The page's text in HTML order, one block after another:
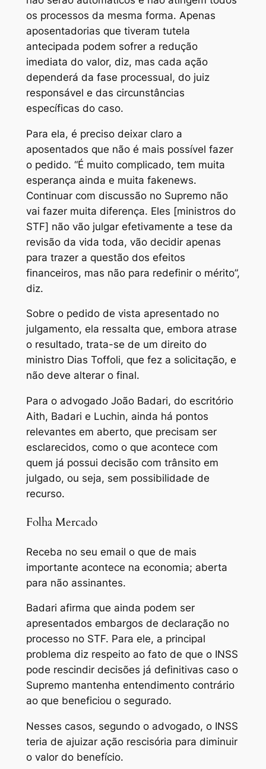
os processos da mesma forma. Apenas
aposentadorias que tiveram tutela
antecipada podem sofrer a redução
imediata do valor, diz, mas cada ação
dependerá da fase processual, do juiz
responsável e das circunstâncias
específicas do caso.
Para ela, é preciso deixar claro a
aposentados que não é mais possível fazer
o pedido. “É muito complicado, tem muita
esperança ainda e muita fakenews.
Continuar com discussão no Supremo não
vai fazer muita diferença. Eles [ministros do
STF] não vão julgar efetivamente a tese da
revisão da vida toda, vão decidir apenas
para trazer a questão dos efeitos
financeiros, mas não para redefinir o mérito”,
diz.
Sobre o pedido de vista apresentado no
julgamento, ela ressalta que, embora atrase
o resultado, trata-se de um direito do
ministro Dias Toffoli, que fez a solicitação, e
não deve alterar o final.
Para o advogado João Badari, do escritório
Aith, Badari e Luchin, ainda há pontos
relevantes em aberto, que precisam ser
esclarecidos, como o que acontece com
quem já possui decisão com trânsito em
julgado, ou seja, sem possibilidade de
recurso.
Folha Mercado
Receba no seu email o que de mais
importante acontece na economia; aberta
para não assinantes.
Badari afirma que ainda podem ser
apresentados embargos de declaração no
processo no STF. Para ele, a principal
problema diz respeito ao fato de que o INSS
pode rescindir decisões já definitivas caso o
Supremo mantenha entendimento contrário
ao que beneficiou o segurado.
Nesses casos, segundo o advogado, o INSS
teria de ajuizar ação rescisória para diminuir
o valor do benefício.